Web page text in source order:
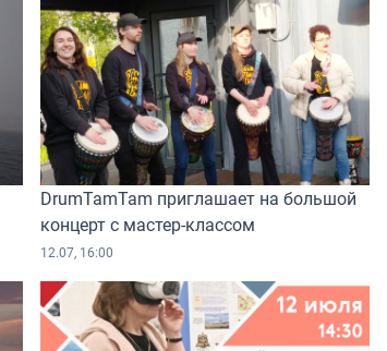
DrumTamTam приглашает на большой
концерт с мастер-классом
12.07, 16:00